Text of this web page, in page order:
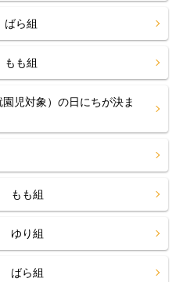
ら組
も組
児対象）の日にちが決ま
もも組
ゆり組
ばら組